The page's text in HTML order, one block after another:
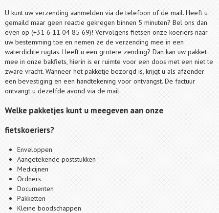
U kunt uw verzending aanmelden via de telefoon of de mail. Heeft u
gemaild maar geen reactie gekregen binnen 5 minuten? Bel ons dan
even op (+31 6 11 04 85 69)! Vervolgens fietsen onze koeriers naar
uw bestemming toe en nemen ze de verzending mee in een
waterdichte rugtas. Heeft u een grotere zending? Dan kan uw pakket
mee in onze bakfiets, hierin is er ruimte voor een doos met een niet te
zware vracht. Wanneer het pakketje bezorgd is, krijgt u als afzender
een bevestiging en een handtekening voor ontvangst. De factuur
ontvangt u dezelfde avond via de mail.
Welke pakketjes kunt u meegeven aan onze
fietskoeriers?
Enveloppen
Aangetekende poststukken
Medicijnen
Ordners
Documenten
Pakketten
Kleine boodschappen